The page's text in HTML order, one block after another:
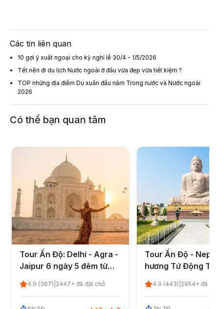
Các tin liên quan
10 gợi ý xuất ngoại cho kỳ nghỉ lễ 30/4 - 1/5/2026
Tết nên đi du lịch Nước ngoài ở đâu vừa đẹp vừa tiết kiệm ?
TOP những địa điểm Du xuân đầu năm Trong nước và Nước ngoài
2026
Có thể bạn quan tâm
Tour Ấn Độ: Delhi - Agra -
Jaipur 6 ngày 5 đêm từ
4.9 (367) 2447+ đã đặt chỗ
Tour Ấn Độ -
hương Tứ Động
Quốc Khánh 2/9
4.9 (443) 2954+ đã